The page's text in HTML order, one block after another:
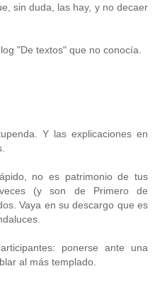
sin duda, las hay, y no decaer
"De textos" que no conocía.
Y las explicaciones en
no es patrimonio de tus
(y son de Primero de
Vaya en su descargo que es
ponerse ante una
al más templado.